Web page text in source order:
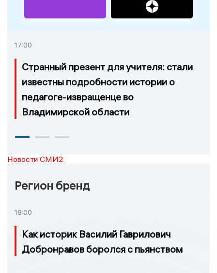
17:00
Странный презент для учителя: стали
известны подробности истории о
педагоге-извращенце во
Владимирской области
Новости СМИ2
Регион бренд
18:00
Как историк Василий Гаврилович
Добронравов боролся с пьянством